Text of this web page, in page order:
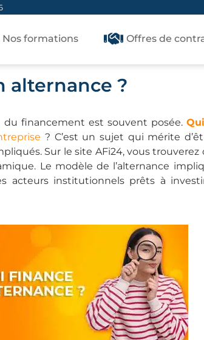
Nos formations Offres de
alternance ?
du financement est souvent posée.
? C’est un sujet qui mérite
Sur le site AFi24, vous
Le modèle de l’alternance
acteurs institutionnels prêts à